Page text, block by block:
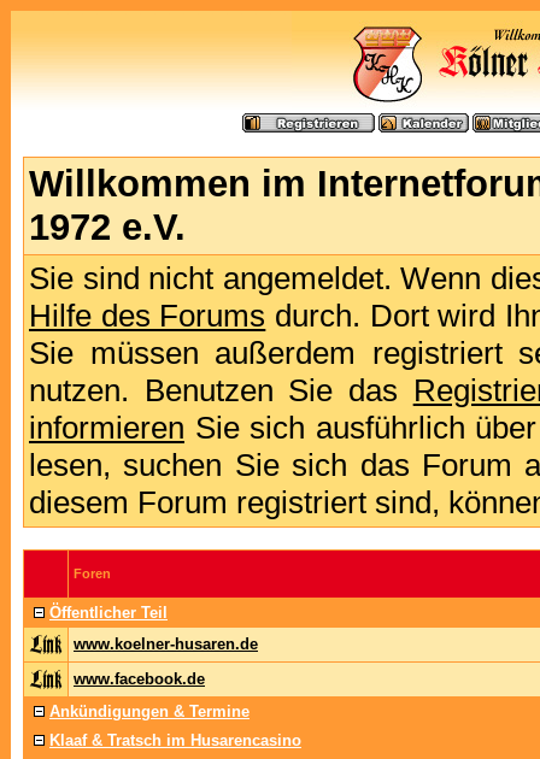
Willkommen im
1972 e.V.
Sie sind nicht angemeldet. Wenn
Hilfe des Forums durch. Dort wird
Sie müssen außerdem registriert
nutzen. Benutzen Sie das
informieren Sie sich ausführlich
lesen, suchen Sie sich das Forum
diesem Forum registriert sind,
Foren
Öffentlicher Teil
www.koelner-husaren.de
www.facebook.de
Ankündigungen & Termine
Klaaf & Tratsch im Husarencasino